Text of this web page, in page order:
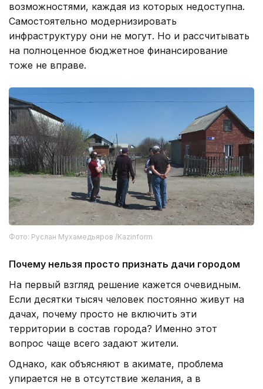
возможностями, каждая из которых недоступна.
Самостоятельно модернизировать
инфраструктуру они не могут. Но и рассчитывать
на полноценное бюджетное финансирование
тоже не вправе.
Фото: Руслан Мухамедьяров /Kazinform
Почему нельзя просто признать дачи городом
На первый взгляд решение кажется очевидным.
Если десятки тысяч человек постоянно живут на
дачах, почему просто не включить эти
территории в состав города? Именно этот
вопрос чаще всего задают жители.
Однако, как объясняют в акимате, проблема
упирается не в отсутствие желания, а в